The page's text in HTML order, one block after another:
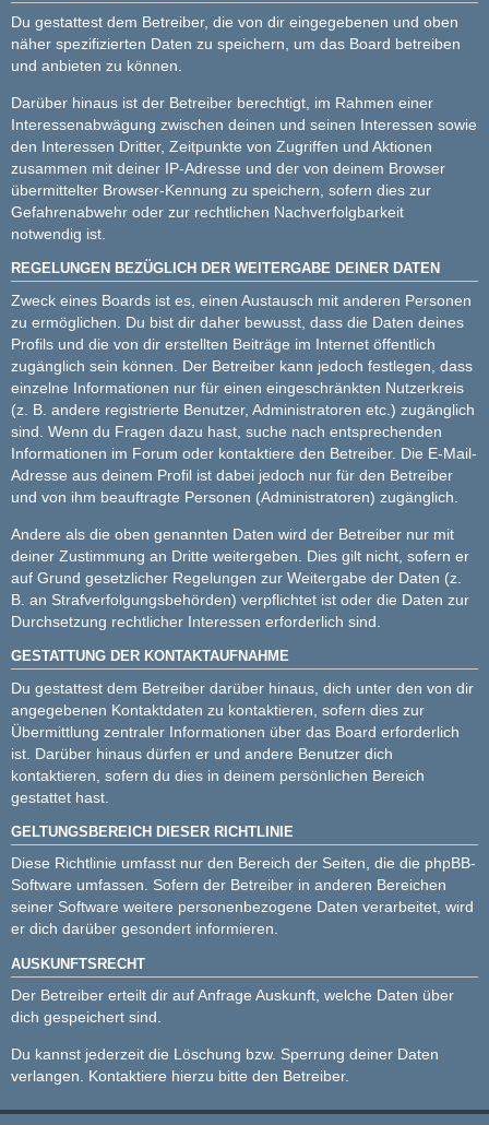
Du gestattest dem Betreiber, die von dir eingegebenen und oben
näher spezifizierten Daten zu speichern, um das Board betreiben
und anbieten zu können.
Darüber hinaus ist der Betreiber berechtigt, im Rahmen einer
Interessenabwägung zwischen deinen und seinen Interessen sowie
den Interessen Dritter, Zeitpunkte von Zugriffen und Aktionen
zusammen mit deiner IP-Adresse und der von deinem Browser
übermittelter Browser-Kennung zu speichern, sofern dies zur
Gefahrenabwehr oder zur rechtlichen Nachverfolgbarkeit
notwendig ist.
REGELUNGEN BEZÜGLICH DER WEITERGABE DEINER DATEN
Zweck eines Boards ist es, einen Austausch mit anderen Personen
zu ermöglichen. Du bist dir daher bewusst, dass die Daten deines
Profils und die von dir erstellten Beiträge im Internet öffentlich
zugänglich sein können. Der Betreiber kann jedoch festlegen, dass
einzelne Informationen nur für einen eingeschränkten Nutzerkreis
(z. B. andere registrierte Benutzer, Administratoren etc.) zugänglich
sind. Wenn du Fragen dazu hast, suche nach entsprechenden
Informationen im Forum oder kontaktiere den Betreiber. Die E-Mail-
Adresse aus deinem Profil ist dabei jedoch nur für den Betreiber
und von ihm beauftragte Personen (Administratoren) zugänglich.
Andere als die oben genannten Daten wird der Betreiber nur mit
deiner Zustimmung an Dritte weitergeben. Dies gilt nicht, sofern er
auf Grund gesetzlicher Regelungen zur Weitergabe der Daten (z.
B. an Strafverfolgungsbehörden) verpflichtet ist oder die Daten zur
Durchsetzung rechtlicher Interessen erforderlich sind.
GESTATTUNG DER KONTAKTAUFNAHME
Du gestattest dem Betreiber darüber hinaus, dich unter den von dir
angegebenen Kontaktdaten zu kontaktieren, sofern dies zur
Übermittlung zentraler Informationen über das Board erforderlich
ist. Darüber hinaus dürfen er und andere Benutzer dich
kontaktieren, sofern du dies in deinem persönlichen Bereich
gestattet hast.
GELTUNGSBEREICH DIESER RICHTLINIE
Diese Richtlinie umfasst nur den Bereich der Seiten, die die phpBB-
Software umfassen. Sofern der Betreiber in anderen Bereichen
seiner Software weitere personenbezogene Daten verarbeitet, wird
er dich darüber gesondert informieren.
AUSKUNFTSRECHT
Der Betreiber erteilt dir auf Anfrage Auskunft, welche Daten über
dich gespeichert sind.
Du kannst jederzeit die Löschung bzw. Sperrung deiner Daten
verlangen. Kontaktiere hierzu bitte den Betreiber.